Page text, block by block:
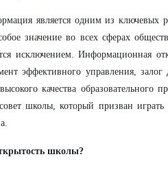
является одним из ключевых
значение во всех сферах
исключением. Информационная
эффективного управления, залог
качества образовательного
школы, который призван
школы?